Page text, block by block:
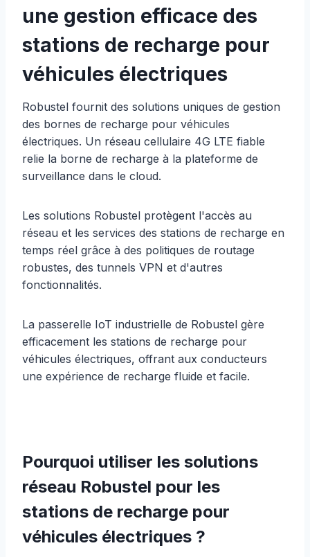
une gestion efficace des
stations de recharge pour
véhicules électriques
Robustel fournit des solutions uniques de gestion
des bornes de recharge pour véhicules
électriques. Un réseau cellulaire 4G LTE fiable
relie la borne de recharge à la plateforme de
surveillance dans le cloud.
Les solutions Robustel protègent l'accès au
réseau et les services des stations de recharge en
temps réel grâce à des politiques de routage
robustes, des tunnels VPN et d'autres
fonctionnalités.
La passerelle IoT industrielle de Robustel gère
efficacement les stations de recharge pour
véhicules électriques, offrant aux conducteurs
une expérience de recharge fluide et facile.
Pourquoi utiliser les solutions
réseau Robustel pour les
stations de recharge pour
véhicules électriques ?